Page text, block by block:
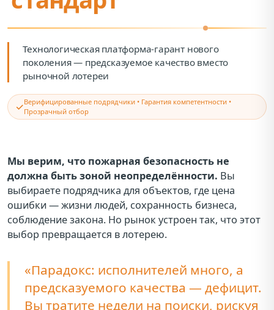
Технологическая платформа-гарант нового
поколения — предсказуемое качество вместо
рыночной лотереи
✓Верифицированные подрядчики • Гарантия компетентности •
Прозрачный отбор
Мы верим, что пожарная безопасность не
должна быть зоной неопределённости. Вы
выбираете подрядчика для объектов, где цена
ошибки — жизни людей, сохранность бизнеса,
соблюдение закона. Но рынок устроен так, что этот
выбор превращается в лотерею.
«Парадокс: исполнителей много, а
предсказуемого качества — дефицит.
Вы тратите недели на поиски, рискуя